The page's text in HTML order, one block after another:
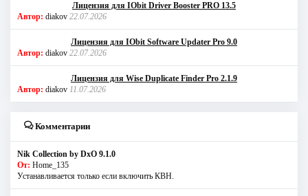
Лицензия для IObit Driver Booster PRO 13.5
Автор: diakov 22.07.2026
Лицензия для IObit Software Updater Pro 9.0
Автор: diakov 22.07.2026
Лицензия для Wise Duplicate Finder Pro 2.1.9
Автор: diakov 11.07.2026
Комментарии
Nik Collection by DxO 9.1.0
От: Home_135
Устанавливается только если включить КВН.